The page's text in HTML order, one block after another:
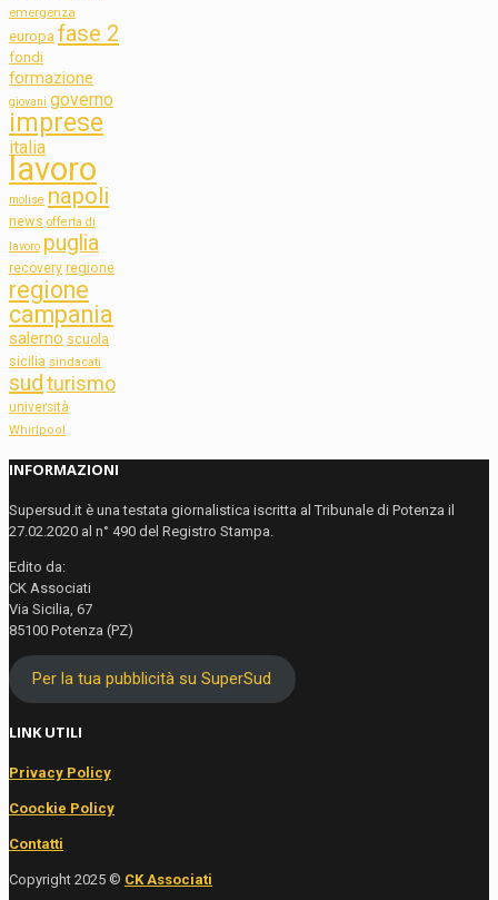
emergenza
europa fase 2
fondi
formazione
giovani governo
imprese
italia
lavoro
molise napoli
news offerta di
lavoro puglia
recovery regione
regione
campania
salerno scuola
sicilia sindacati
sudturismo
università
Whirlpool
INFORMAZIONI
Supersud.it è una testata giornalistica iscritta al Tribunale di Potenza il
27.02.2020 al n° 490 del Registro Stampa.
Edito da:
CK Associati
Via Sicilia, 67
85100 Potenza (PZ)
Per la tua pubblicità su SuperSud
LINK UTILI
Privacy Policy
Coockie Policy
Contatti
Copyright 2025 © CK Associati